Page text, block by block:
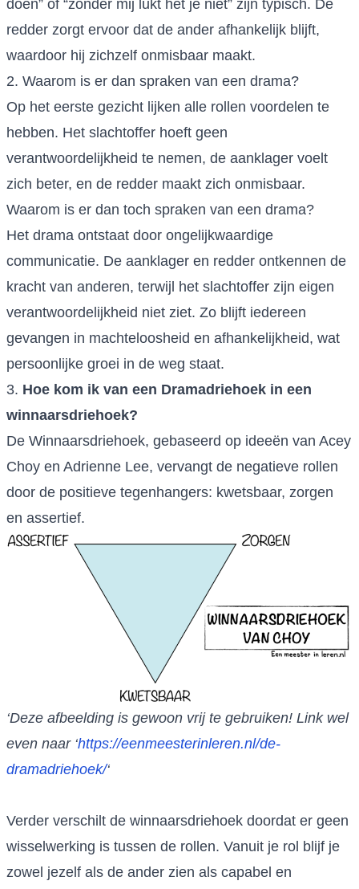
doen” of “zonder mij lukt het je niet” zijn typisch. De
redder zorgt ervoor dat de ander afhankelijk blijft,
waardoor hij zichzelf onmisbaar maakt.
2. Waarom is er dan spraken van een drama?
Op het eerste gezicht lijken alle rollen voordelen te
hebben. Het slachtoffer hoeft geen
verantwoordelijkheid te nemen, de aanklager voelt
zich beter, en de redder maakt zich onmisbaar.
Waarom is er dan toch spraken van een drama?
Het drama ontstaat door ongelijkwaardige
communicatie. De aanklager en redder ontkennen de
kracht van anderen, terwijl het slachtoffer zijn eigen
verantwoordelijkheid niet ziet. Zo blijft iedereen
gevangen in machteloosheid en afhankelijkheid, wat
persoonlijke groei in de weg staat.
3. Hoe kom ik van een Dramadriehoek in een
winnaarsdriehoek?
De Winnaarsdriehoek, gebaseerd op ideeën van Acey
Choy en Adrienne Lee, vervangt de negatieve rollen
door de positieve tegenhangers: kwetsbaar, zorgen
en assertief.
‘Deze afbeelding is gewoon vrij te gebruiken! Link wel
even naar ‘https://eenmeesterinleren.nl/de-
dramadriehoek/‘
Verder verschilt de winnaarsdriehoek doordat er geen
wisselwerking is tussen de rollen. Vanuit je rol blijf je
zowel jezelf als de ander zien als capabel en